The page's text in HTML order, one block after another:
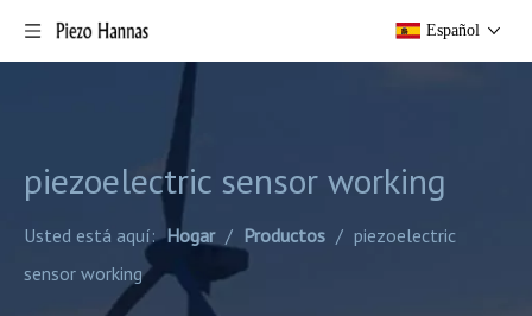
Español
piezoelectric sensor working
Usted está aquí: Hogar / Productos / piezoelectric
sensor working